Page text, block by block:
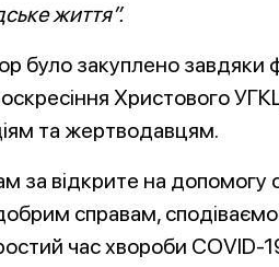
життя”.
було закуплено завдяки
Христового
та жертводавцям.
за відкрите на допомогу
добрим справам,
час хвороби COVID-